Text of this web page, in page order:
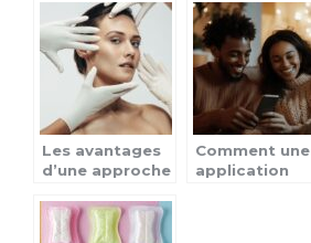
anniversaire :
comment ?
pouvoir des
vetements
femmes eco-
responsables
Les avantages
d’une approche
en médecine
esthétique
Comment une
application